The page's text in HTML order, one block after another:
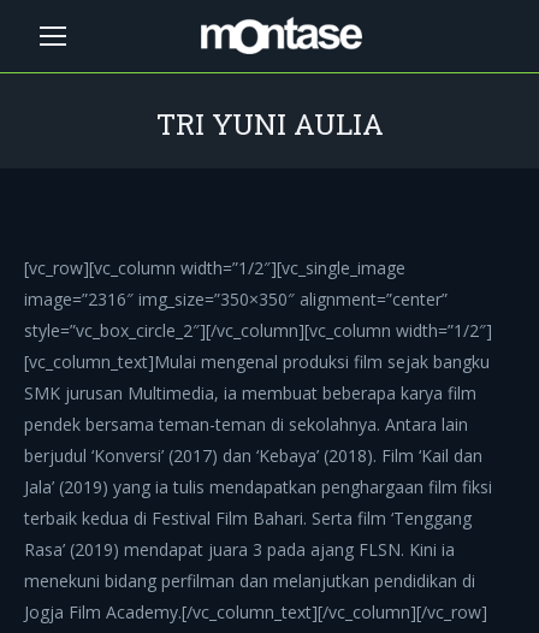
TRI YUNI AULIA
[vc_row][vc_column width=”1/2″][vc_single_image
image=”2316″ img_size=”350×350″ alignment=”center”
style=”vc_box_circle_2″][/vc_column][vc_column width=”1/2″]
[vc_column_text]Mulai mengenal produksi film sejak bangku
SMK jurusan Multimedia, ia membuat beberapa karya film
pendek bersama teman-teman di sekolahnya. Antara lain
berjudul ‘Konversi’ (2017) dan ‘Kebaya’ (2018). Film ‘Kail dan
Jala’ (2019) yang ia tulis mendapatkan penghargaan film fiksi
terbaik kedua di Festival Film Bahari. Serta film ‘Tenggang
Rasa’ (2019) mendapat juara 3 pada ajang FLSN. Kini ia
menekuni bidang perfilman dan melanjutkan pendidikan di
Jogja Film Academy.[/vc_column_text][/vc_column][/vc_row]